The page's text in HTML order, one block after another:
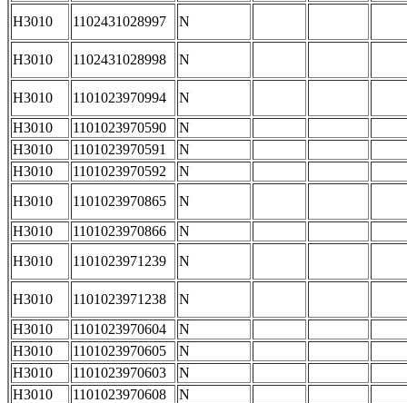
H3010
1102431028997 N
H3010 1102431028998 N
H3010 1101023970994
N
H3010
1101023970590
N
H3010
1101023970591
N
H3010
1101023970592
N
H3010
1101023970865
N
H3010
1101023970866
N
H3010
1101023971239 N
H3010 1101023971238
N
H3010
1101023970604
N
H3010
1101023970605
N
H3010
1101023970603
N
H3010
1101023970608
N